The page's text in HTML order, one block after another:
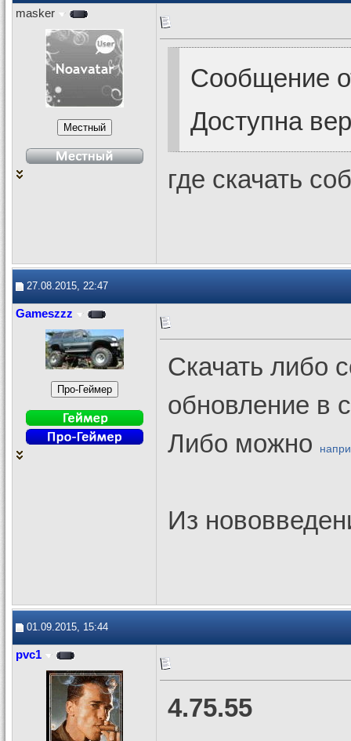
masker
Сообщение
Доступна
где скачать
27.08.2015, 22:47
Gameszzz
Скачать либо
обновление в
Либо можно
Из
01.09.2015, 15:44
pvc1
4.75.55